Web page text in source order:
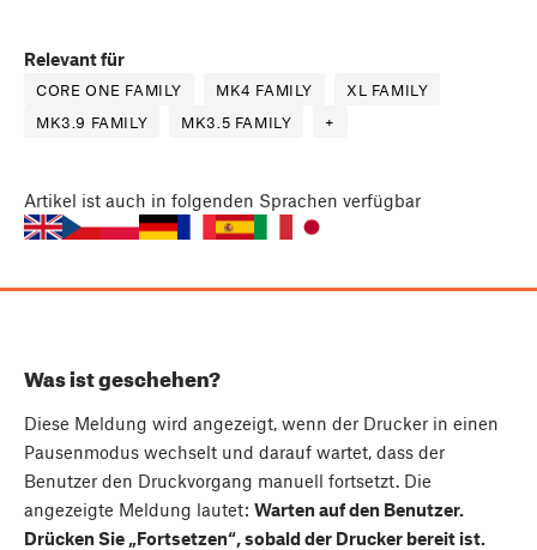
Relevant für
CORE ONE FAMILY MK4 FAMILY
XL FAMILY
MK3.9 FAMILY
MK3.5 FAMILY +
Artikel ist auch in folgenden Sprachen verfügbar
Was ist geschehen?
Diese Meldung wird angezeigt, wenn der Drucker in einen
Pausenmodus wechselt und darauf wartet, dass der
Benutzer den Druckvorgang manuell fortsetzt. Die
angezeigte Meldung lautet: Warten auf den Benutzer.
Drücken Sie „Fortsetzen“, sobald der Drucker bereit ist.